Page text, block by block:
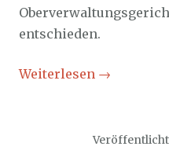
entschieden.
Weiterlesen →